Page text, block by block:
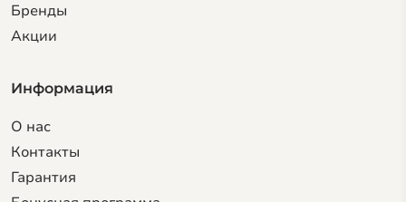
Бренды
Акции
Информация
О нас
Контакты
Гарантия